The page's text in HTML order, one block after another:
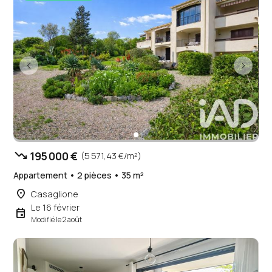
trending_down 195 000 € (5 571,43 €/m²)
Appartement • 2 pièces • 35 m²
place Casaglione
event Le 16 février
Modifié le 2 août